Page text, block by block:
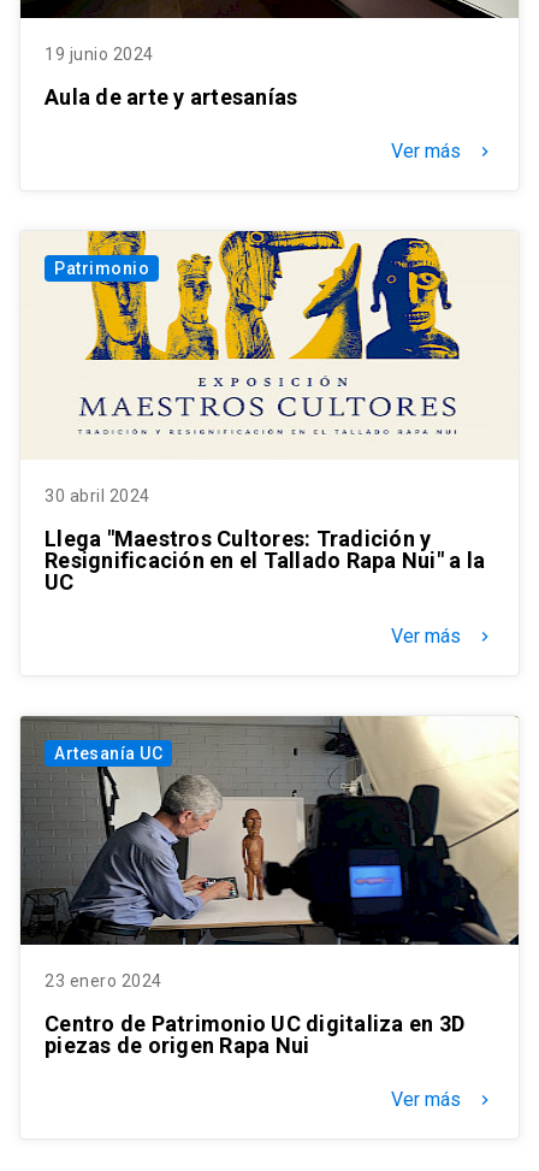
19 junio 2024
Aula de arte y artesanías
Ver más keyboard_arrow_right
Patrimonio
30 abril 2024
Llega "Maestros Cultores: Tradición y
Resignificación en el Tallado Rapa Nui" a la
UC
Ver más keyboard_arrow_right
Artesanía UC
23 enero 2024
Centro de Patrimonio UC digitaliza en 3D
piezas de origen Rapa Nui
Ver más keyboard_arrow_right